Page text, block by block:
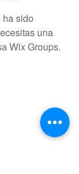
sido
una
Wix Groups.